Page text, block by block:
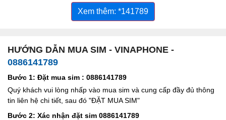
Xem thêm: *141789
HƯỚNG DẪN MUA SIM - VINAPHONE -
0886141789
Bước 1: Đặt mua sim : 0886141789
Quý khách vui lòng nhấp vào mua sim và cung cấp đầy đủ thông
tin liên hệ chi tiết, sau đó "ĐẶT MUA SIM"
Bước 2: Xác nhận đặt sim 0886141789